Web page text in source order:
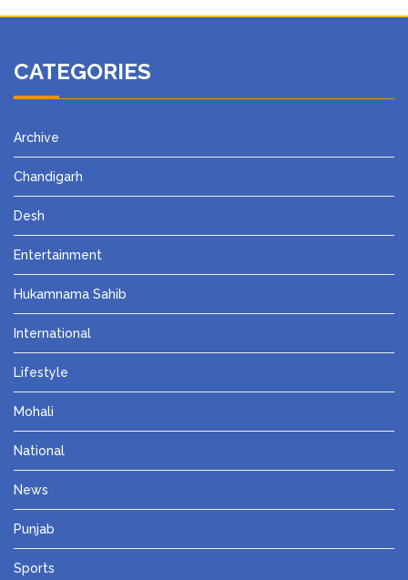
CATEGORIES
Archive
Chandigarh
Desh
Entertainment
Hukamnama Sahib
International
Lifestyle
Mohali
National
News
Punjab
Sports